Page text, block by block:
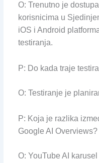
O: Trenutno je
korisnicima u
iOS i Android
testiranja.
P: Do kada traje
O: Testiranje je
P: Koja je razlika
Google AI Overviews?
O: YouTube AI